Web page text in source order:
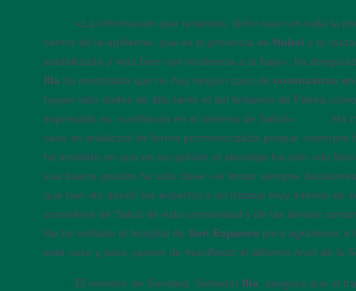
«La información que tenemos, dicho sea con toda la
centro de la epidemia, que es la provincia de Hubei y la
estabilizada y más bien con tendencia a la baja», ha
Illa ha recordado que no hay ningún caso de coronavirus
hayan sido dados de alta tanto el del británico de Palma
expresado su «confianza en el sistema de Salud».
Ha
caso se analizará de forma pormenorizada porque «siempre
ha insistido en que en su opinión el abordaje ha sido «de
esa buena gestión ha sido clave «el tomar siempre
que han ido dando los expertos y un trabajo muy intenso de
consellera de Salud de esta comunidad y de las demás
Illa ha visitado el hospital de Son Espases para agradecer a
este caso y para «poner de manifiesto el altísimo nivel de la
El ministro de Sanidad, Salvador Illa, asegura que el